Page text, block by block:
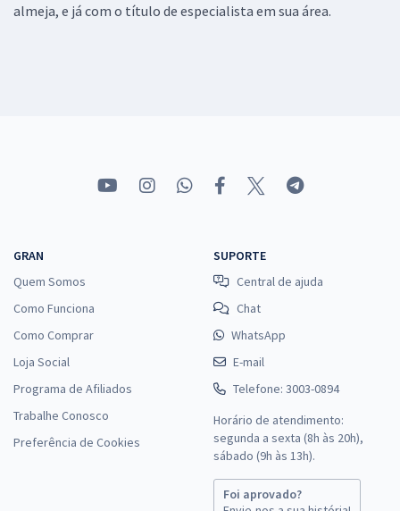
almeja, e já com o título de especialista em sua área.
GRAN
Quem Somos
Como Funciona
Como Comprar
Loja Social
Programa de Afiliados
Trabalhe Conosco
Preferência de Cookies
SUPORTE
Central de ajuda
Chat
WhatsApp
E-mail
Telefone: 3003-0894
Horário de atendimento:
segunda a sexta (8h às 20h),
sábado (9h às 13h).
Foi aprovado?